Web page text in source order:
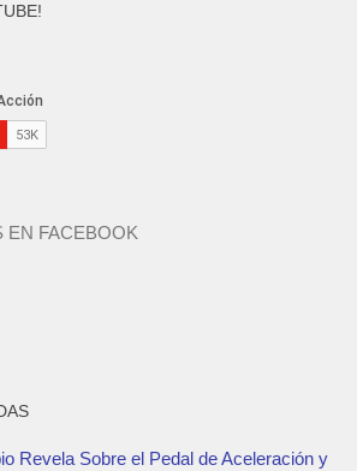
EN FACEBOOK
Revela Sobre el Pedal de Aceleración y